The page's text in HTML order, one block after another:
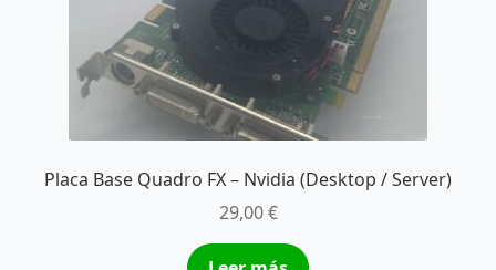
Placa Base Quadro FX – Nvidia (Desktop / Server)
29,00€